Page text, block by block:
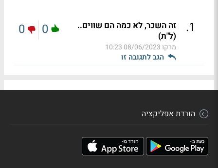
1
.
זה השכר, לא כמה הם שווים..
(ל"ת)
מרקו08/06/2023 10:23
הגב לתגובה זו
0
0
הורדת אפליקציה